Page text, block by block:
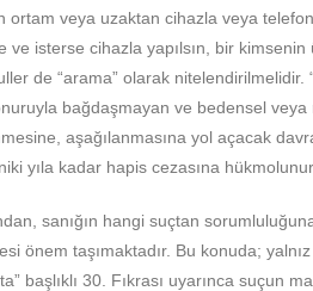
ortam veya uzaktan cihazla veya
ve isterse cihazla yapılsın, bir
de “arama” olarak nitelendirilmelidir.
bağdaşmayan ve bedensel veya
aşağılanmasına yol açacak
yıla kadar hapis cezasına
sanığın hangi suçtan
önem taşımaktadır. Bu konuda;
başlıklı 30. Fıkrası uyarınca suçun